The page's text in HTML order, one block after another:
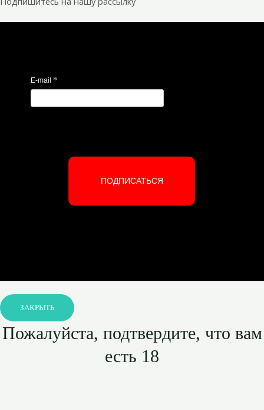
E-mail *
ПОДПИСАТЬСЯ
ЗАКРЫТЬ
Пожалуйста, подтвердите, что вам
есть 18